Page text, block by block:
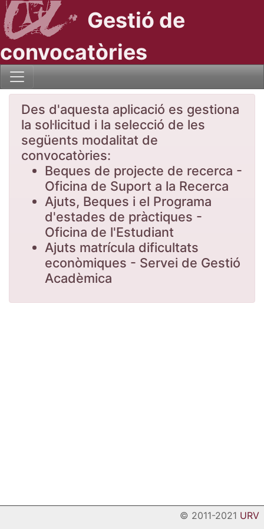
Gestió de
convocatòries
Des d'aquesta aplicació es gestiona
la sol·licitud i la selecció de les
següents modalitat de
convocatòries:
Beques de projecte de recerca -
Oficina de Suport a la Recerca
Ajuts, Beques i el Programa
d'estades de pràctiques -
Oficina de l'Estudiant
Ajuts matrícula dificultats
econòmiques - Servei de Gestió
Acadèmica
© 2011-2021 URV